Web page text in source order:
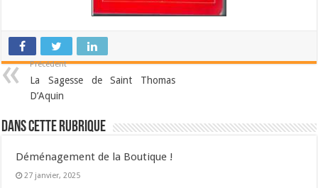
Précédent
La Sagesse de Saint Thomas
D’Aquin
Dans cette Rubrique
Déménagement de la Boutique !
27 janvier, 2025